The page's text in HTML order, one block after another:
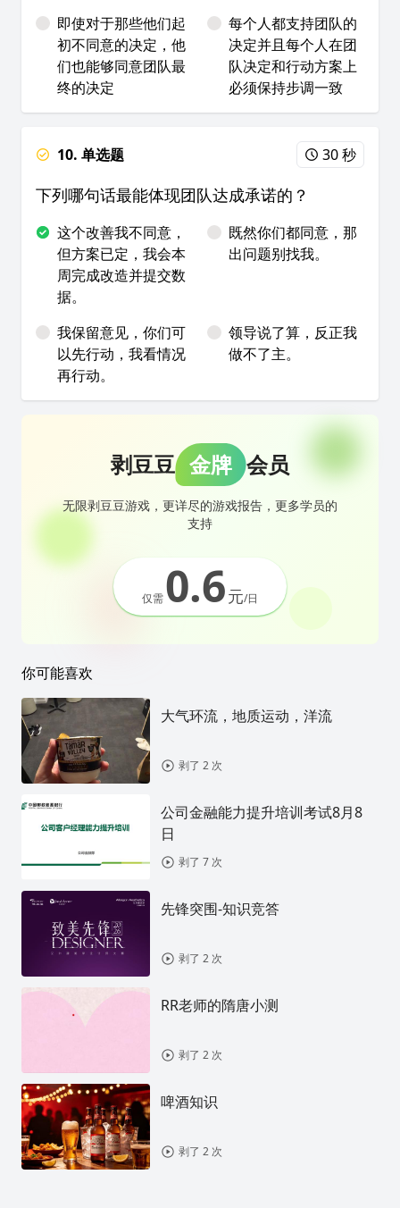
即使对于那些他们起
初不同意的决定，他
们也能够同意团队最
终的决定
每个人都支持团队的
决定并且每个人在团
队决定和行动方案上
必须保持步调一致
10. 单选题 30 秒
下列哪句话最能体现团队达成承诺的？
这个改善我不同意，
但方案已定，我会本
周完成改造并提交数
据。
既然你们都同意，那
出问题别找我。
我保留意见，你们可
以先行动，我看情况
再行动。
领导说了算，反正我
做不了主。
剥豆豆 金牌 会员
无限剥豆豆游戏，更详尽的游戏报告，更多学员的
支持
仅需0.6元/日
你可能喜欢
大气环流，地质运动，洋流
剥了 2 次
公司金融能力提升培训考试8月8
日
剥了 7 次
先锋突围-知识竞答
剥了 2 次
RR老师的隋唐小测
剥了 2 次
啤酒知识
剥了 2 次